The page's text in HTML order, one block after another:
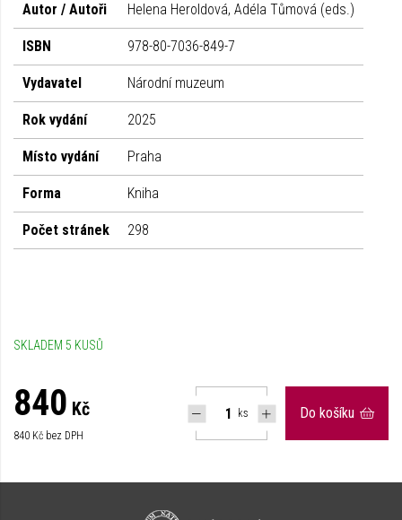
Autor / Autoři Helena Heroldová, Adéla Tůmová (eds.)
ISBN 978-80-7036-849-7
Vydavatel Národní muzeum
Rok vydání 2025
Místo vydání Praha
Forma Kniha
Počet stránek 298
SKLADEM 5 KUSŮ
840 Kč
840 Kč bez DPH
ks Do košíku